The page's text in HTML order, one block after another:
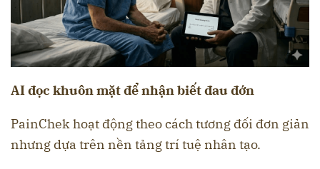
AI đọc khuôn mặt để nhận biết đau đớn
PainChek hoạt động theo cách tương đối đơn giản
nhưng dựa trên nền tảng trí tuệ nhân tạo.